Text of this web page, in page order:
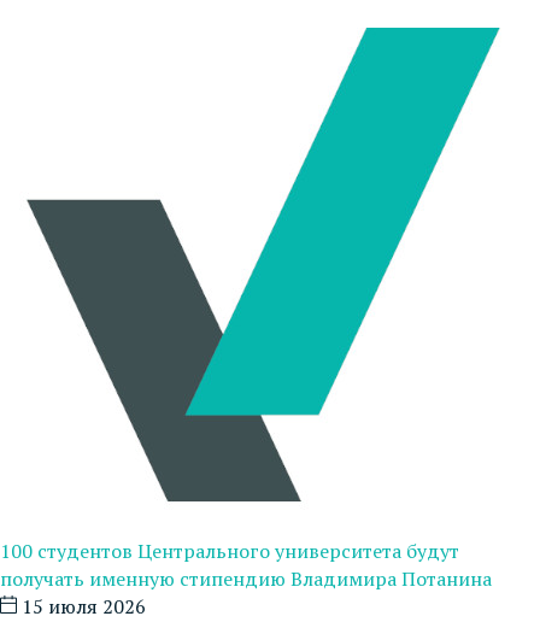
100 студентов Центрального университета будут
получать именную стипендию Владимира Потанина
15 июля 2026